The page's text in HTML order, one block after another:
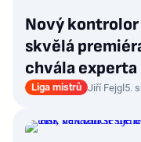
Nový
skvělá
chvála experta
Liga mistrů Jiří Fejgl5.